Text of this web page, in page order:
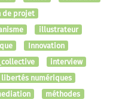
de projet
illustrateur
Innovation
interview
libertés numériques
méthodes